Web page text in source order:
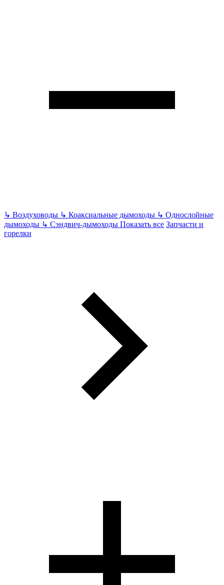
↳ Воздуховоды ↳ Коаксиальные дымоходы ↳ Однослойные
дымоходы ↳ Сэндвич-дымоходы Показать все Запчасти и
горелки